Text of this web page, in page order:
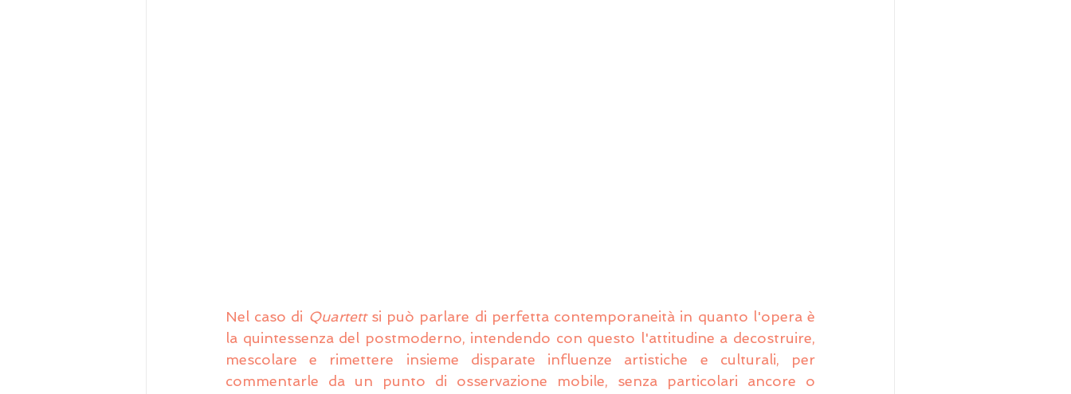
Nel caso di Quartett si può parlare di perfetta contemporaneità in quanto l'opera è
la quintessenza del postmoderno, intendendo con questo l'attitudine a decostruire,
mescolare e rimettere insieme disparate influenze artistiche e culturali, per
commentarle da un punto di osservazione mobile, senza particolari ancore o